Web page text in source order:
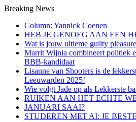
Breaking News
Column: Yannick Coenen
HEB JE GENOEG AAN EEN
Wat is jouw ultieme guilty
Marrit Wijnia combineert politiek
BBB‑kandidaat
Lisanne van Shooters is de
Leeuwarden 2025!
Wie volgt Jade op als Lekkerste
RUIKEN AAN HET ECHTE
JANUARI SAAI?
STUDEREN MET AI: JE